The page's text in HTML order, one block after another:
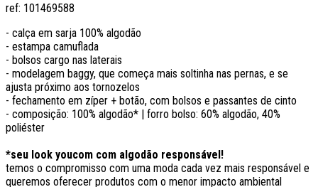
ref: 101469588
- calça em sarja 100% algodão
- estampa camuflada
- bolsos cargo nas laterais
- modelagem baggy, que começa mais soltinha nas pernas, e se
ajusta próximo aos tornozelos
- fechamento em zíper + botão, com bolsos e passantes de cinto
- composição: 100% algodão* | forro bolso: 60% algodão, 40%
poliéster
*seu look youcom com algodão responsável!
temos o compromisso com uma moda cada vez mais responsável e
queremos oferecer produtos com o menor impacto ambiental